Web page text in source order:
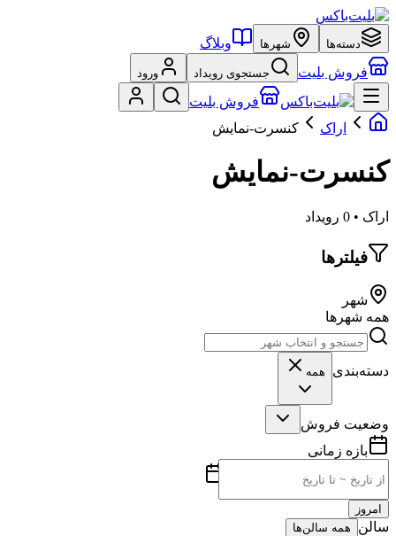
دسته‌ها شهرها
وبلاگ
فروش بلیت
جستجوی رویداد ورود
فروش بلیت
اراک
کنسرت-نمایش
کنسرت-نمایش
اراک • 0 رویداد
فیلترها
شهر
همه شهرها
دسته‌بندی همه
وضعیت فروش
بازه زمانی
امروز
سالن همه سالن‌ها